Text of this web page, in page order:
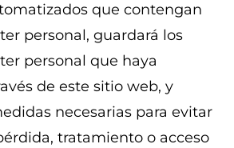
que contengan
personal, guardará los
personal que haya
de este sitio web, y
necesarias para evitar
tratamiento o acceso